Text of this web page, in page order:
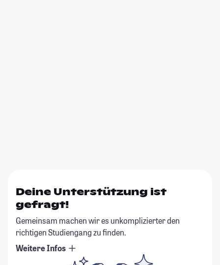
Deine Unterstützung ist
gefragt!
Gemeinsam machen wir es unkomplizierter den
richtigen Studiengang zu finden.
Weitere Infos